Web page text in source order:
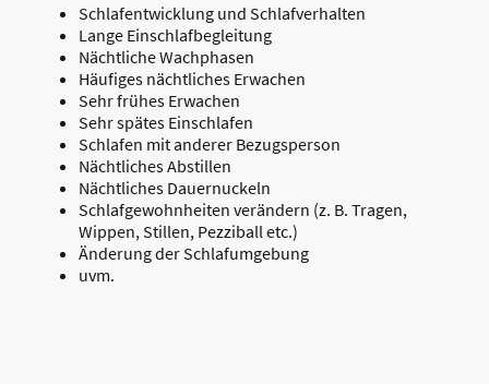
Schlafentwicklung und Schlafverhalten
Lange Einschlafbegleitung
Nächtliche Wachphasen
Häufiges nächtliches Erwachen
Sehr frühes Erwachen
Sehr spätes Einschlafen
Schlafen mit anderer Bezugsperson
Nächtliches Abstillen
Nächtliches Dauernuckeln
Schlafgewohnheiten verändern (z. B. Tragen,
Wippen, Stillen, Pezziball etc.)
Änderung der Schlafumgebung
uvm.